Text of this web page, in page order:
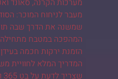
מערכות הקרנה, סאונד
מעבר לניחוח המוכר:
שמשנה את הדרך שבה
המהפכה במטבח
הזמנת ירקות חכמה
המדריך המלא
שצריך לדעת על בט 365 ועל עולם הפנאי הדיגיטלי